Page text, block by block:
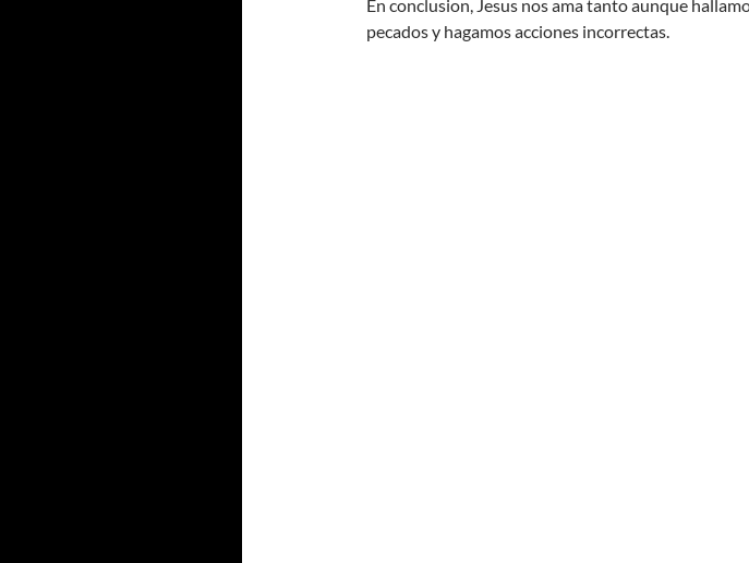
En conclusion, Jesus nos ama tanto aunque
pecados y hagamos acciones incorrectas.